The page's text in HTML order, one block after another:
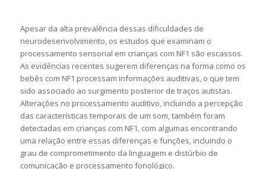
Apesar da alta prevalência dessas dificuldades de
neurodesenvolvimento, os estudos que examinam o
processamento sensorial em crianças com NF1 são escassos.
As evidências recentes sugerem diferenças na forma como os
bebês com NF1 processam informações auditivas, o que tem
sido associado ao surgimento posterior de traços autistas.
Alterações no processamento auditivo, incluindo a percepção
das características temporais de um som, também foram
detectadas em crianças com NF1, com algumas encontrando
uma relação entre essas diferenças e funções, incluindo o
grau de comprometimento da linguagem e distúrbio de
comunicação e processamento fonológico.